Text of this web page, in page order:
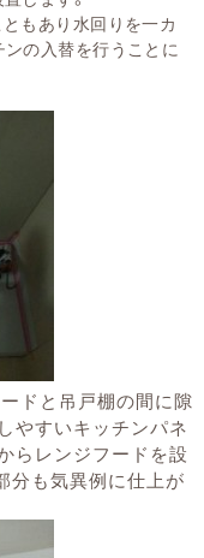
もあり水回りを一カ
ンの入替を行うことに
ドと吊戸棚の間に隙
やすいキッチンパネ
らレンジフードを設
分も気異例に仕上が